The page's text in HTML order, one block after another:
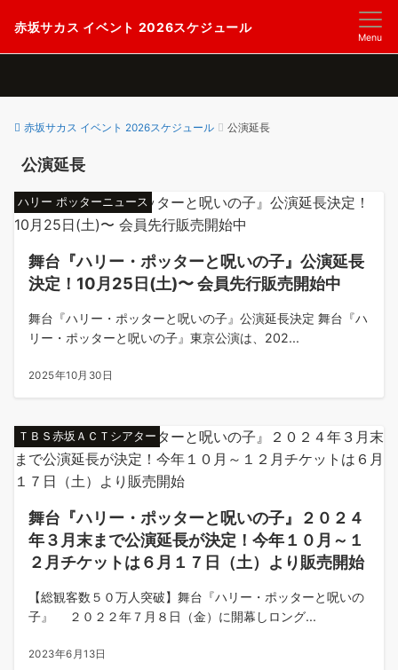
赤坂サカス イベント 2026スケジュール
Menu
赤坂サカス イベント 2026スケジュール 公演延長
公演延長
ハリー ポッターニュース
舞台『ハリー・ポッターと呪いの子』公演延長
決定！10月25日(土)〜 会員先行販売開始中
舞台『ハリー・ポッターと呪いの子』公演延長決定 舞台『ハ
リー・ポッターと呪いの子』東京公演は、202...
2025年10月30日
ＴＢＳ赤坂ＡＣＴシアター
舞台『ハリー・ポッターと呪いの子』２０２４
年３月末まで公演延長が決定！今年１０月～１
２月チケットは６月１７日（土）より販売開始
【総観客数５０万人突破】舞台『ハリー・ポッターと呪いの
子』 ２０２２年７月８日（金）に開幕しロング...
2023年6月13日